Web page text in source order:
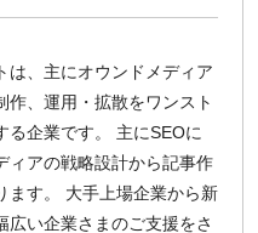
は、主にオウンドメディア
、運用・拡散をワンスト
る企業です。 主にSEOに
ィアの戦略設計から記事作
ます。 大手上場企業から新
い企業さまのご支援をさ